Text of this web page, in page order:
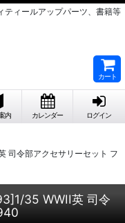
ティールアップパーツ、書籍等
カート
内 カレンダー ログイン
司令部アクセサリーセット フ
35 WWII英 司令